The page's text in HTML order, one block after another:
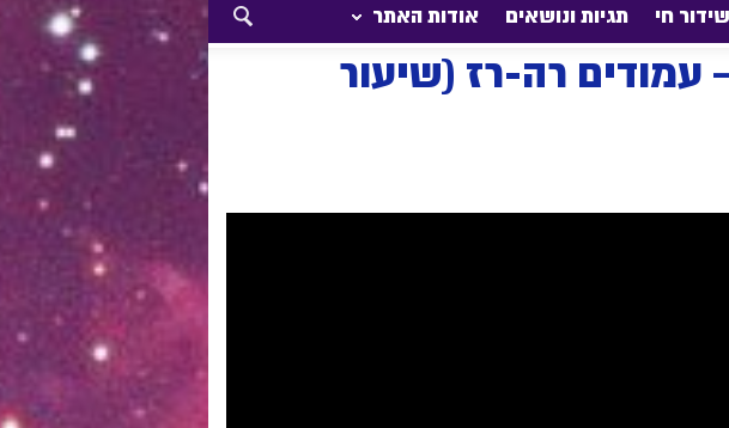
שידור חי תגיות ונושאים אודות האתר השקפה)
עמודים רה-רז (שיעור